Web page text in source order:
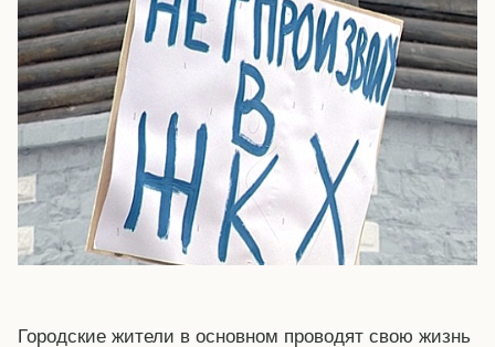
Городские жители в основном проводят свою жизнь